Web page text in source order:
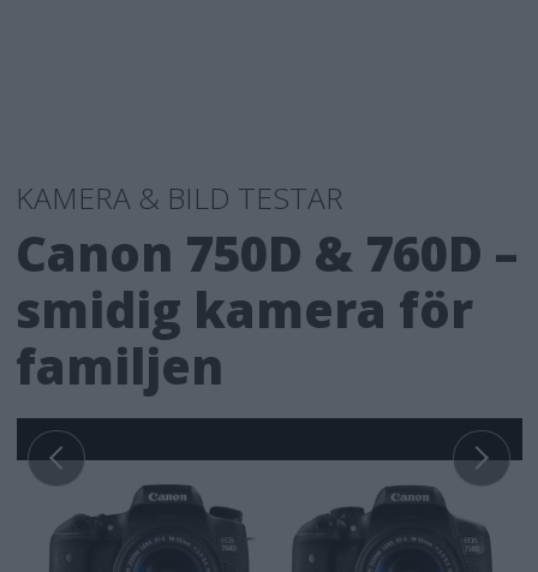
KAMERA & BILD TESTAR
Canon 750D & 760D –
smidig kamera för
familjen